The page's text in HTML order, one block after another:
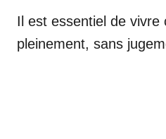
Il est essentiel de vivre
pleinement, sans